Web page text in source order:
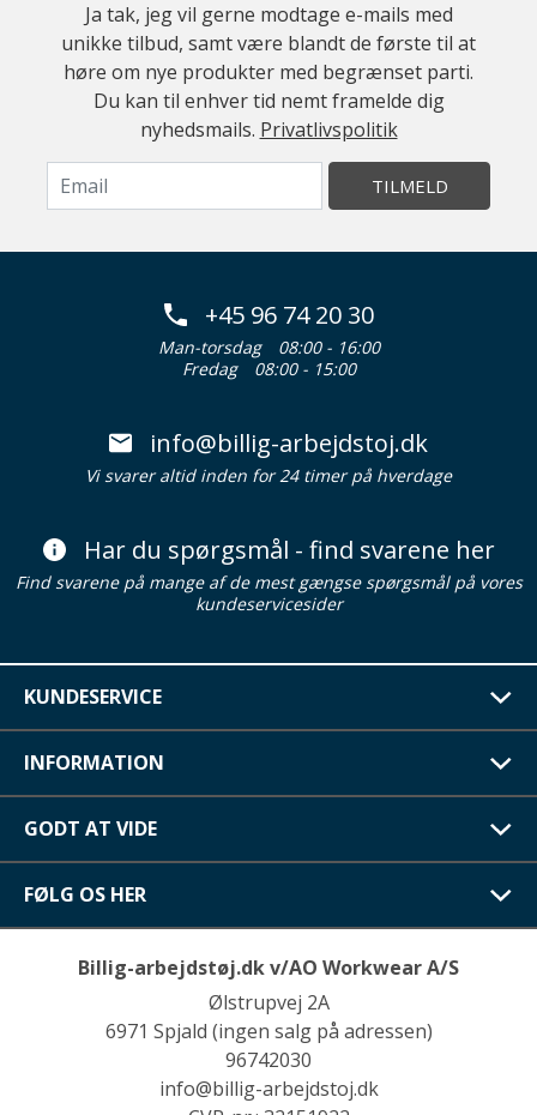
Ja tak, jeg vil gerne modtage e-mails med
unikke tilbud, samt være blandt de første til at
høre om nye produkter med begrænset parti.
Du kan til enhver tid nemt framelde dig
nyhedsmails. Privatlivspolitik
TILMELD
+45 96 74 20 30
Man-torsdag
08:00 - 16:00
Fredag
08:00 - 15:00
info@billig-arbejdstoj.dk
Vi svarer altid inden for 24 timer på hverdage
Har du spørgsmål - find svarene her
Find svarene på mange af de mest gængse spørgsmål på vores
kundeservicesider
KUNDESERVICE
INFORMATION
GODT AT VIDE
FØLG OS HER
Billig-arbejdstøj.dk v/AO Workwear A/S
Ølstrupvej 2A
6971 Spjald (ingen salg på adressen)
96742030
info@billig-arbejdstoj.dk